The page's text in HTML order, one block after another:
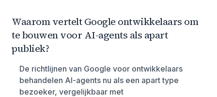
Waarom vertelt Google ontwikkelaars om
te bouwen voor AI-agents als apart
publiek?
De richtlijnen van Google voor ontwikkelaars
behandelen AI-agents nu als een apart type
bezoeker, vergelijkbaar met